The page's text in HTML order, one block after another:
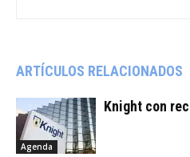
ARTÍCULOS RELACIONADOS
Agenda
Knight con